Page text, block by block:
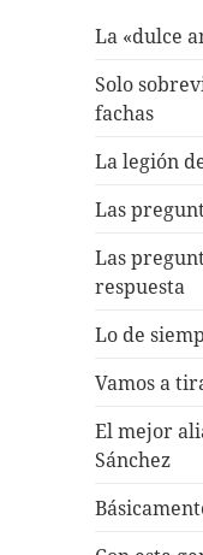
La «dulce
Solo
fachas
La legión
Las
Las
respuesta
Lo de
Vamos a
El mejor
Sánchez